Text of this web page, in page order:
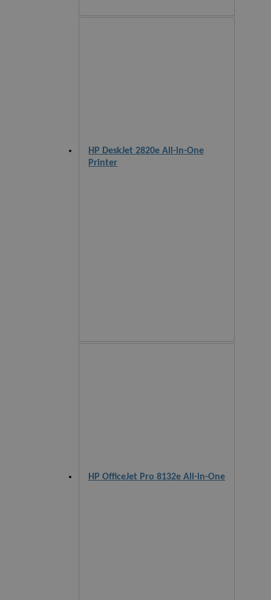
HP DeskJet 2820e All-in-One
Printer
HP OfficeJet Pro 8132e All-in-One